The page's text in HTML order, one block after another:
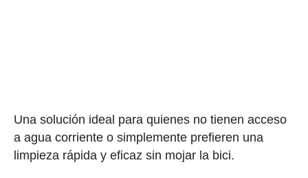
Una solución ideal para quienes no tienen acceso
a agua corriente o simplemente prefieren una
limpieza rápida y eficaz sin mojar la bici.